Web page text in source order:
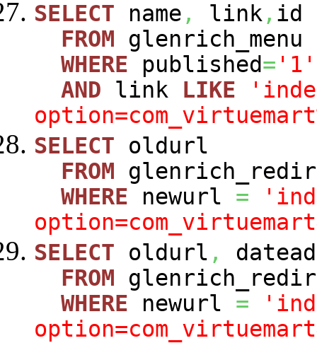
SELECT name , link, id
FROM glenrich_menu
WHERE published= '1'
AND link LIKE
SELECT oldurl
FROM
WHERE newurl =
SELECT oldurl ,
FROM
WHERE newurl =